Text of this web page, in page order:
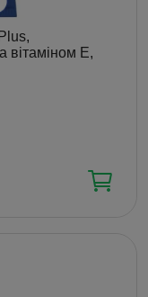
вітаміном Е,